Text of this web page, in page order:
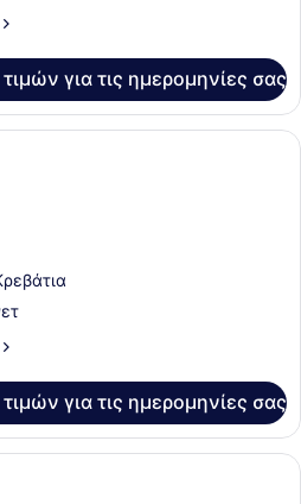
για τις ημερομηνίες σας
Ένα κρεβάτι με ουρανό και
για τις ημερομηνίες σας
Μια ανοιγτή, συρόμενη γυάλινη